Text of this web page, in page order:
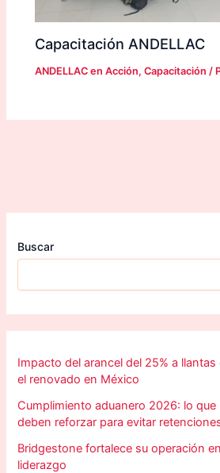
Capacitación ANDELLAC
ANDELLAC en Acción,Capacitación /
Buscar
Impacto del arancel del 25% a
el renovado en México
Cumplimiento aduanero 2026: lo
deben reforzar para evitar
Bridgestone fortalece su operación
liderazgo